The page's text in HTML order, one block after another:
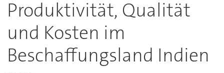
Produktivität, Qualität
und Kosten im
Beschaffungsland Indien